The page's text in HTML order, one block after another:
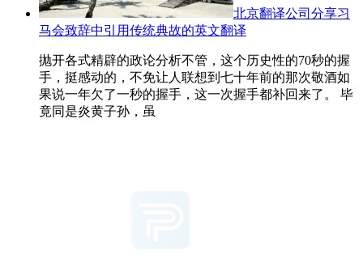
北京翻译公司分享习
马会致辞中引用传统典故的英文翻译
抛开各式精辟的政论分析不管，这个历史性的70秒的握
手，挺感动的，不免让人联想到七十年前的那次敬酒如
果说一年欠了一秒的握手，这一次握手都补回来了。 毕
竟同是炎黄子孙，虽